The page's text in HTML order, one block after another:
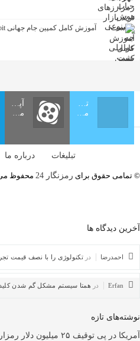
آموزش کامل کمپین جام جهانی Toobit
آپارات
ما را دنبال کنید
ها
درتکنولوژی را با نصف قیمت تجربه کنید؛
همتا سیستم مشکل گم شدن کلید را در
آمریکا در پی توقیف ۲۵ میلیون دلار
درباره ما
برایرمزنگار 24 محفوظ می باشد.